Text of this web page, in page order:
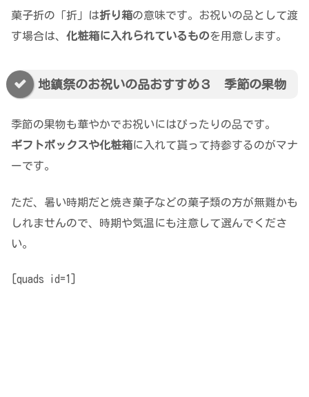
菓子折の「折」は折り箱の意味です。お祝いの品として渡
す場合は、 化粧箱に入れられているものを用意します。
地鎮祭のお祝いの品おすすめ３ 季節の果物
季節の果物も華やかでお祝いにはぴったりの品です。
ギフトボックスや化粧箱に入れて貰って持参するのがマナ
ーです。
ただ、暑い時期だと焼き菓子などの菓子類の方が無難かも
しれませんので、時期や気温にも注意して選んでくださ
い。
[quads id=1]